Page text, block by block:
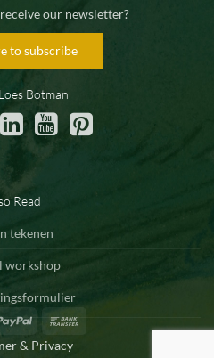
our newsletter?
to subscribe
Botman
Read
tekenen
workshop
PayPal
& Privacy